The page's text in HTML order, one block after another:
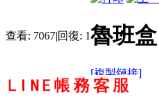
查看: 7067|回復: 1魯班盒
[複製鏈接]
Evalue